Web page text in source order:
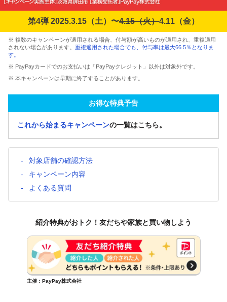
第4弾 2025.3.15（土）〜4.15（火）4.11（金）
※ 複数のキャンペーンが適用される場合、付与額が高いものが適用され、重複適用
されない場合があります。 重複適用された場合でも、付与率は最大66.5％となりま
す。
※ PayPayカードでのお支払いは「PayPayクレジット」以外は対象外です。
※ 本キャンペーンは早期に終了することがあります。
お得な特典予告
これから始まるキャンペーンの一覧はこちら。
対象店舗の確認方法
キャンペーン内容
よくある質問
紹介特典がおトク！友だちや家族と買い物しよう
主催：PayPay株式会社